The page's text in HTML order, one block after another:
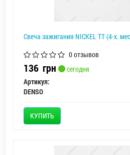
Свеча зажигания NICKEL TT (4-х.
0 отзывов
136 грн
сегодня
Артикул:
DENSO
КУПИТЬ